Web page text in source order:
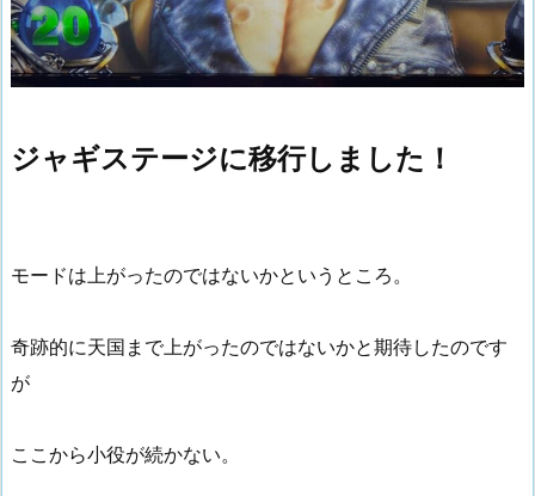
ジャギステージに移行しました！
モードは上がったのではないかというところ。
奇跡的に天国まで上がったのではないかと期待したのです
が
ここから小役が続かない。